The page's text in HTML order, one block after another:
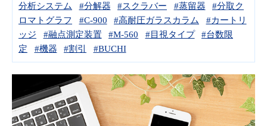
分析システム
#分解器 #スクラバー #蒸留器
#分取ク
ロマトグラフ
#C-900 #高耐圧ガラスカラム
#カートリ
ッジ
#融点測定装置 #M-560 #目視タイプ
#台数限
定
#機器 #割引 #BUCHI